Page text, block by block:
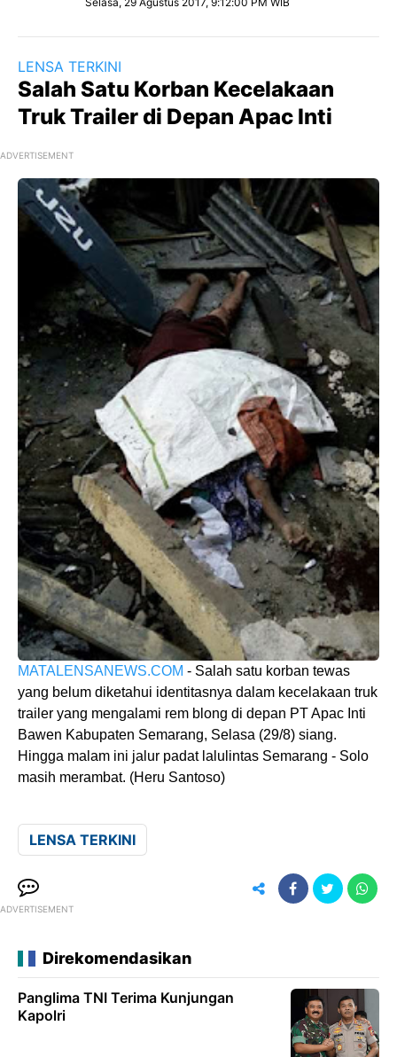
LENSA TERKINI
Salah Satu Korban Kecelakaan
Truk Trailer di Depan Apac Inti
ADVERTISEMENT
MATALENSANEWS.COM - Salah satu korban tewas
yang belum diketahui identitasnya dalam kecelakaan truk
trailer yang mengalami rem blong di depan PT Apac Inti
Bawen Kabupaten Semarang, Selasa (29/8) siang.
Hingga malam ini jalur padat lalulintas Semarang - Solo
masih merambat. (Heru Santoso)
LENSA TERKINI
ADVERTISEMENT
Direkomendasikan
Panglima TNI Terima Kunjungan
Kapolri